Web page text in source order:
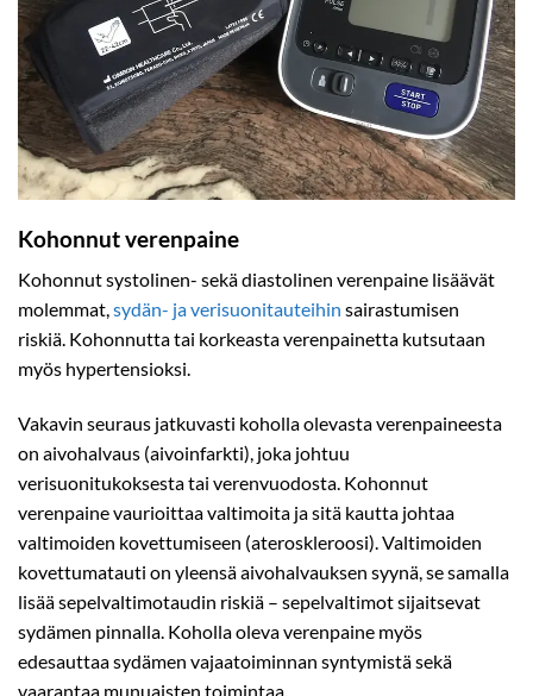
Kohonnut verenpaine
Kohonnut systolinen- sekä diastolinen verenpaine lisäävät
molemmat,sydän- ja verisuonitauteihin sairastumisen
riskiä. Kohonnutta tai korkeasta verenpainetta kutsutaan
myös hypertensioksi.
Vakavin seuraus jatkuvasti koholla olevasta verenpaineesta
on aivohalvaus (aivoinfarkti), joka johtuu
verisuonitukoksesta tai verenvuodosta. Kohonnut
verenpaine vaurioittaa valtimoita ja sitä kautta johtaa
valtimoiden kovettumiseen (ateroskleroosi). Valtimoiden
kovettumatauti on yleensä aivohalvauksen syynä, se samalla
lisää sepelvaltimotaudin riskiä – sepelvaltimot sijaitsevat
sydämen pinnalla. Koholla oleva verenpaine myös
edesauttaa sydämen vajaatoiminnan syntymistä sekä
vaarantaa munuaisten toimintaa.